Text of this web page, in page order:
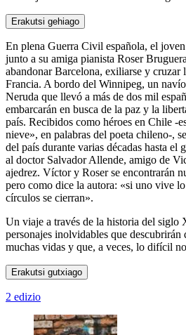
Erakutsi gehiago
En plena Guerra Civil española, el
junto a su amiga pianista Roser
abandonar Barcelona, exiliarse y cruzar
Francia. A bordo del Winnipeg, un
Neruda que llevó a más de dos mil
embarcarán en busca de la paz y la
país. Recibidos como héroes en Chile -
nieve», en palabras del poeta chileno-,
del país durante varias décadas hasta el
al doctor Salvador Allende, amigo de
ajedrez. Víctor y Roser se encontrarán
pero como dice la autora: «si uno vive
círculos se cierran».
Un viaje a través de la historia del siglo
personajes inolvidables que descubrirán
muchas vidas y que, a veces, lo difícil
Erakutsi gutxiago
2 edizio